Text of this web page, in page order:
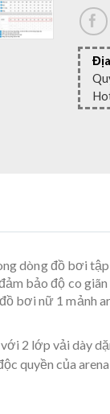
dòng đồ bơi
bảo độ co
nữ 1 mảnh
2 lớp vải dày
quyền của